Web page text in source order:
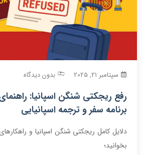
سپتامبر 21, 2025 بدون دیدگاه
رفع ریجکتی شنگن اسپانیا:
برنامه سفر و ترجمه اسپانیایی
دلایل کامل ریجکتی شنگن اسپانیا و
بخوانید؛